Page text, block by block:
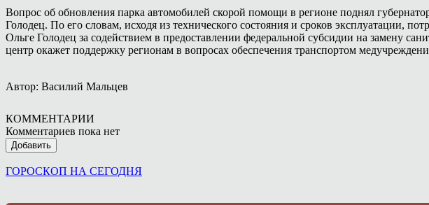
Вопрос об обновления парка автомобилей скорой помощи в регионе поднял
Голодец. По его словам, исходя из технического состояния и сроков эксплуатации,
Ольге Голодец за содействием в предоставлении федеральной субсидии на замену
центр окажет поддержку регионам в вопросах обеспечения транспортом
Автор: Василий Мальцев
КОММЕНТАРИИ
Комментариев пока нет
Добавить
ГОРОСКОП НА СЕГОДНЯ